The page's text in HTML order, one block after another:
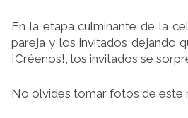
En la etapa culminante de la
pareja y los invitados dejando
¡Créenos!, los invitados se
No olvides tomar fotos de este